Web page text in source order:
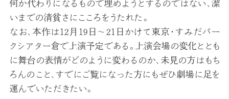
何か代わりになるもので埋めようとするのではない、潔
いまでの清貧さにこころをうたれた。
なお、本作は12月19日〜21日かけて東京・すみだパー
クシアター倉で上演予定である。上演会場の変化ととも
に舞台の表情がどのように変わるのか、未見の方はもち
ろんのこと、すでにご覧になった方にもぜひ劇場に足を
運んでいただきたい。